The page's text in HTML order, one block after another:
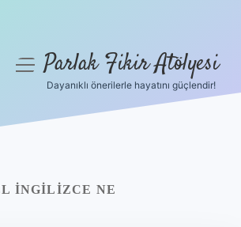
menüyüParlak Fikir Atölyesi
Dayanıklı önerilerle hayatını güçlendir!
INGILIZCE NE